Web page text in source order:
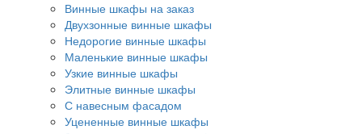
Винные шкафы на заказ
Двухзонные винные шкафы
Недорогие винные шкафы
Маленькие винные шкафы
Узкие винные шкафы
Элитные винные шкафы
С навесным фасадом
Уцененные винные шкафы